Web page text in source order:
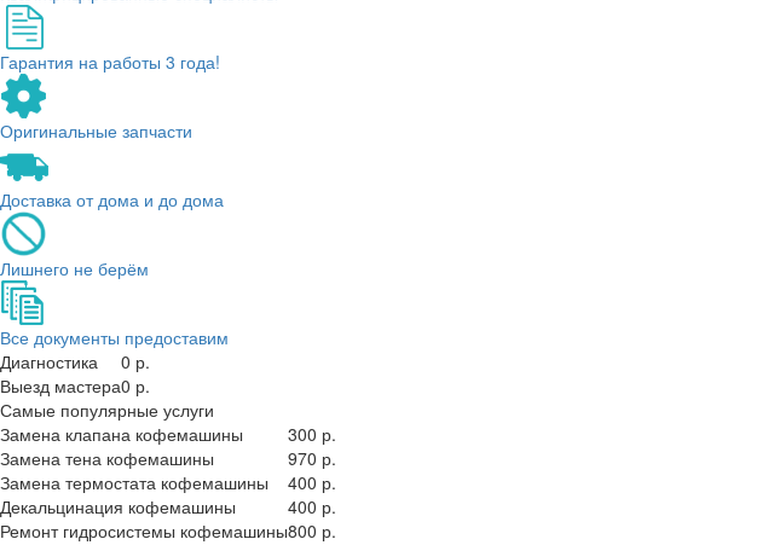
Гарантия на работы 3 года!
Оригинальные запчасти
Доставка от дома и до дома
Лишнего не берём
Все документы предоставим
Диагностика
0 р.
Выезд мастера0 р.
Самые популярные услуги
Замена клапана кофемашины
300 р.
Замена тена кофемашины
970 р.
Замена термостата кофемашины
400 р.
Декальцинация кофемашины
400 р.
Ремонт гидросистемы кофемашины800 р.